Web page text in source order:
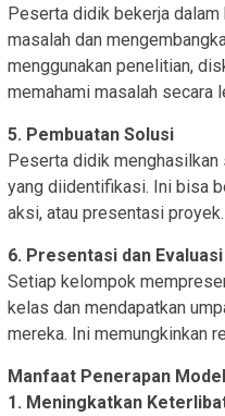
Peserta didik bekerja
masalah dan
menggunakan penelitian,
memahami masalah secara
5. Pembuatan Solusi
Peserta didik
yang diidentifikasi. Ini bisa
aksi, atau presentasi proyek.
6. Presentasi dan Evaluasi
Setiap kelompok
kelas dan mendapatkan
mereka. Ini memungkinkan
Manfaat Penerapan
1. Meningkatkan